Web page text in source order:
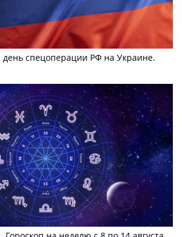
спецоперации РФ на Украине.